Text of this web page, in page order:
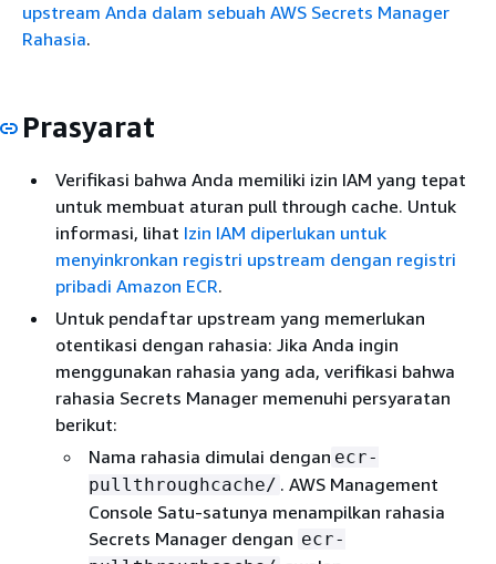
upstream Anda dalam sebuah AWS Secrets Manager
Rahasia.
Prasyarat
Verifikasi bahwa Anda memiliki izin IAM yang tepat
untuk membuat aturan pull through cache. Untuk
informasi, lihat Izin IAM diperlukan untuk
menyinkronkan registri upstream dengan registri
pribadi Amazon ECR.
Untuk pendaftar upstream yang memerlukan
otentikasi dengan rahasia: Jika Anda ingin
menggunakan rahasia yang ada, verifikasi bahwa
rahasia Secrets Manager memenuhi persyaratan
berikut:
Nama rahasia dimulai dengan ecr-
pullthroughcache/ . AWS Management
Console Satu-satunya menampilkan rahasia
Secrets Manager dengan ecr-